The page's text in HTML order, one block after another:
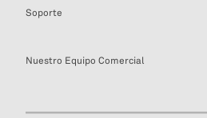
Soporte
Nuestro Equipo Comercial